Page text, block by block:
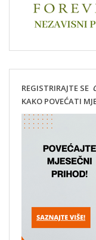
REGISTRIRAJTE SE
KAKO POVEĆATI